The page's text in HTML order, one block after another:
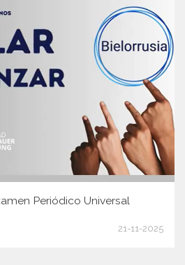
Periódico Universal
21-11-2025